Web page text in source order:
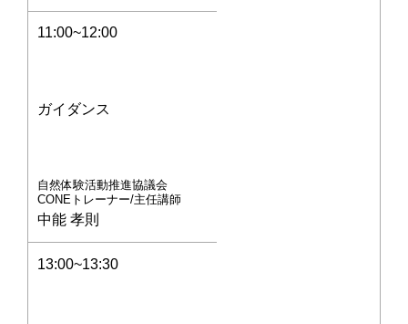
11:00~12:00
ガイダンス
自然体験活動推進協議会
CONEトレーナー/主任講師
中能 孝則
13:00~13:30